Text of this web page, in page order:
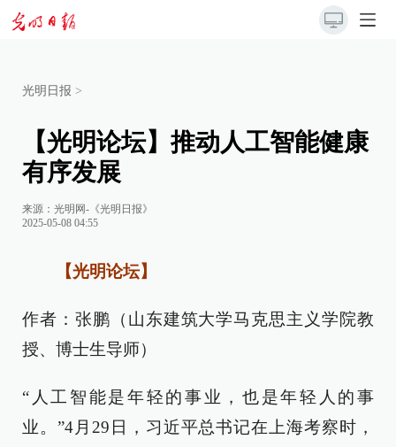
光明日报 >
【光明论坛】推动人工智能健康
有序发展
来源： 光明网-《光明日报》
2025-05-08 04:55
【光明论坛】
作者：张鹏（山东建筑大学马克思主义学院教
授、博士生导师）
“人工智能是年轻的事业，也是年轻人的事
业。”4月29日，习近平总书记在上海考察时，